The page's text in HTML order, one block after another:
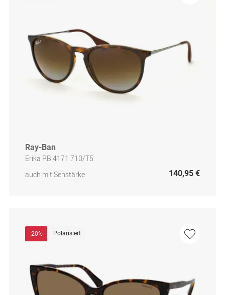
Ray-Ban
Erika RB 4171 710/T5
auch mit Sehstärke
140,95 €
-20% Polarisiert